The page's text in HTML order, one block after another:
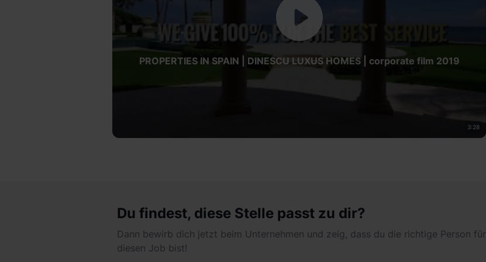
PROPERTIES IN SPAIN | DINESCU LUXUS HOMES | corporate film 2019
3:28
Du findest, diese Stelle passt zu dir?
Dann bewirb dich jetzt beim Unternehmen und zeig, dass du die richtige Person für
diesen Job bist!